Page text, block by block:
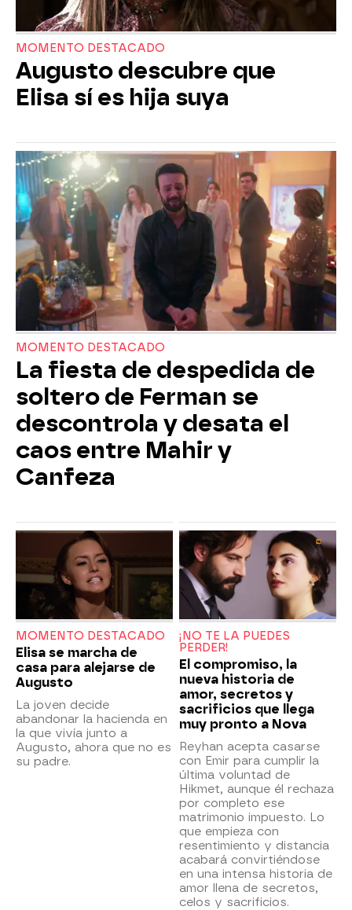
MOMENTO DESTACADO
Augusto descubre que
Elisa sí es hija suya
MOMENTO DESTACADO
La fiesta de despedida de
soltero de Ferman se
descontrola y desata el
caos entre Mahir y
Canfeza
MOMENTO DESTACADO
Elisa se marcha de
casa para alejarse de
Augusto
La joven decide
abandonar la hacienda en
la que vivía junto a
Augusto, ahora que no es
su padre.
¡NO TE LA PUEDES
PERDER!
El compromiso, la
nueva historia de
amor, secretos y
sacrificios que llega
muy pronto a Nova
Reyhan acepta casarse
con Emir para cumplir la
última voluntad de
Hikmet, aunque él rechaza
por completo ese
matrimonio impuesto. Lo
que empieza con
resentimiento y distancia
acabará convirtiéndose
en una intensa historia de
amor llena de secretos,
celos y sacrificios.